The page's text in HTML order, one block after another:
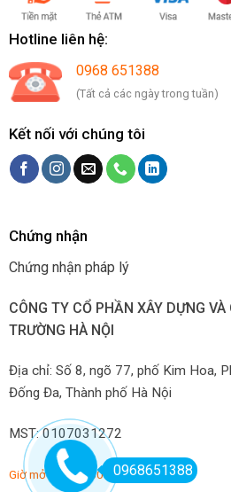
Hotline liên hệ:
0968 651388
(Tất cả các ngày trong tuần)
Kết nối với chúng tôi
Chứng nhận
Chứng nhận pháp lý
CÔNG TY CỔ PHẦN XÂY DỰNG VÀ
TRƯỜNG HÀ NỘI
Địa chỉ: Số 8, ngõ 77, phố Kim Hoa,
Đống Đa, Thành phố Hà Nội
MST: 0107031272
Giờ mở hàng: 7:00-22:00 hàng ngày
0968651388